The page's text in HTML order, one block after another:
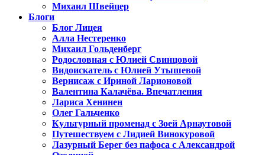
Михаил Швейцер
Блоги
Блог Лицея
Алла Нестеренко
Михаил Гольденберг
Родословная с Юлией Свинцовой
Видоискатель с Юлией Утышевой
Вернисаж с Ириной Ларионовой
Валентина Калачёва. Впечатления
Лариса Хенинен
Олег Гальченко
Культурный променад с Зоей Арнаутовой
Путешествуем с Лидией Винокуровой
Лазурный Берег без пафоса с Александрой